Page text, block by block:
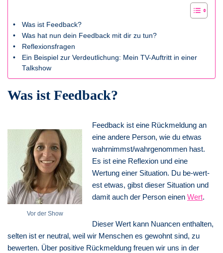
Was ist Feedback?
Was hat nun dein Feedback mit dir zu tun?
Reflexionsfragen
Ein Beispiel zur Verdeutlichung: Mein TV-Auftritt in einer
Talkshow
Was ist Feedback?
Vor der Show
Feedback ist eine Rückmeldung an
eine andere Person, wie du etwas
wahrnimmst/wahrgenommen hast.
Es ist eine Reflexion und eine
Wertung einer Situation. Du be-wert-
est etwas, gibst dieser Situation und
damit auch der Person einen Wert.
Dieser Wert kann Nuancen enthalten,
selten ist er neutral, weil wir Menschen es gewohnt sind, zu
bewerten. Über positive Rückmeldung freuen wir uns in der